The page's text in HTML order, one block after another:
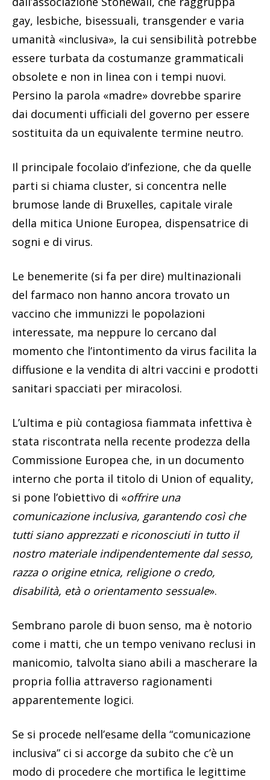
gay, lesbiche, bisessuali, transgender e varia
umanità «inclusiva», la cui sensibilità potrebbe
essere turbata da costumanze grammaticali
obsolete e non in linea con i tempi nuovi.
Persino la parola «madre» dovrebbe sparire
dai documenti ufficiali del governo per essere
sostituita da un equivalente termine neutro.
Il principale focolaio d’infezione, che da quelle
parti si chiama cluster, si concentra nelle
brumose lande di Bruxelles, capitale virale
della mitica Unione Europea, dispensatrice di
sogni e di virus.
Le benemerite (si fa per dire) multinazionali
del farmaco non hanno ancora trovato un
vaccino che immunizzi le popolazioni
interessate, ma neppure lo cercano dal
momento che l’intontimento da virus facilita la
diffusione e la vendita di altri vaccini e prodotti
sanitari spacciati per miracolosi.
L’ultima e più contagiosa fiammata infettiva è
stata riscontrata nella recente prodezza della
Commissione Europea che, in un documento
interno che porta il titolo di Union of equality,
si pone l’obiettivo di «offrire una
comunicazione inclusiva, garantendo così che
tutti siano apprezzati e riconosciuti in tutto il
nostro materiale indipendentemente dal sesso,
razza o origine etnica, religione o credo,
disabilità, età o orientamento sessuale».
Sembrano parole di buon senso, ma è notorio
come i matti, che un tempo venivano reclusi in
manicomio, talvolta siano abili a mascherare la
propria follia attraverso ragionamenti
apparentemente logici.
Se si procede nell’esame della “comunicazione
inclusiva” ci si accorge da subito che c’è un
modo di procedere che mortifica le legittime